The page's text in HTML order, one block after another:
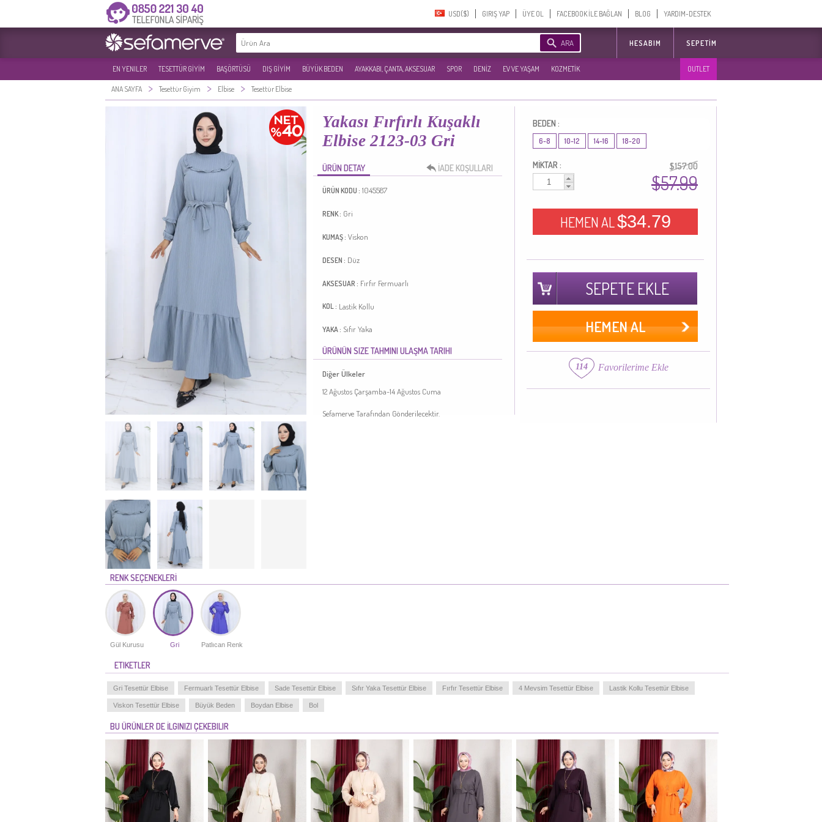
USD($)‎ GIRIŞ YAP ÜYE OL FACEBOOK İLE BAĞLAN BLOG YARDIM-DESTEK
ARA HESABIM SEPETIM
EN YENILER TESETTÜR GİYİM BAŞÖRTÜSÜ DIŞ GİYİM BÜYÜK BEDEN AYAKKABI, ÇANTA, AKSESUAR SPOR DENİZ EV VE YAŞAM KOZMETİK OUTLET
ANA SAYFA > Tesettür Giyim > Elbise > Tesettür Elbise
Yakası Fırfırlı Kuşaklı
Elbise 2123-03 Gri
ÜRÜN DETAY İADE KOŞULLARI
ÜRÜN KODU : 1045587
RENK : Gri
KUMAŞ : Viskon
DESEN : Düz
AKSESUAR : Fırfır Fermuarlı
KOL : Lastik Kollu
YAKA : Sıfır Yaka
MEVSIM : 4 Mevsim
KALIP : Mankenin Giydiği Beden:
Büyük Beden Seçeneği
Gri renktedir. Viskon kumaş. Sade. Fermuarlı. Lastik kollu.
ÜRÜNÜN SIZE TAHMINI ULAŞMA TARIHI
Diğer Ülkeler
12 Ağustos Çarşamba-14 Ağustos Cuma
Sefamerve Tarafından Gönderilecektir.
BEDEN :
6-8 10-12 14-16 18-20
MİKTAR : $157.00
$57.99
HEMEN AL$34.79
SEPETE EKLE
HEMEN AL
114 Favorilerime Ekle
RENK SEÇENEKLERİ
Gül Kurusu Gri Patlıcan Renk
ETIKETLER
Gri Tesettür Elbise Fermuarlı Tesettür Elbise Sade Tesettür Elbise Sıfır Yaka Tesettür Elbise Fırfır Tesettür Elbise 4 Mevsim Tesettür Elbise Lastik Kollu Tesettür Elbise
Viskon Tesettür Elbise Büyük Beden Boydan Elbise Bol
BU ÜRÜNLER DE İLGINIZI ÇEKEBILIR